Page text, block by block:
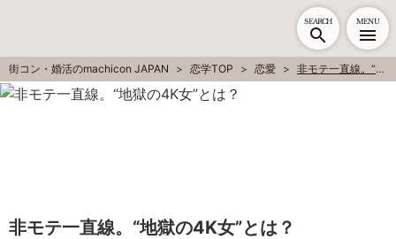
SEARCH MENU
街コン・婚活のmachicon JAPAN 恋学TOP 恋愛 非モテ一直線。“地獄の4K女”とは？
非モテ一直線。“地獄の4K女”とは？